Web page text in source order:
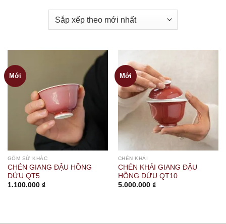
Mới
GỐM SỨ KHÁC
CHÉN GIANG ĐẬU HỒNG
DỨU QT5
1.100.000 ₫
Mới
CHÉN KHẢI
CHÉN KHẢI GIANG ĐẬU
HỒNG DỨU QT10
5.000.000 ₫